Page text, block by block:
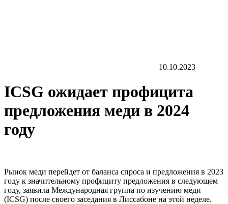
10.10.2023
ICSG ожидает профицита
предложения меди в 2024
году
Рынок меди перейдет от баланса спроса и предложения в 2023
году к значительному профициту предложения в следующем
году, заявила Международная группа по изучению меди
(ICSG) после своего заседания в Лиссабоне на этой неделе.